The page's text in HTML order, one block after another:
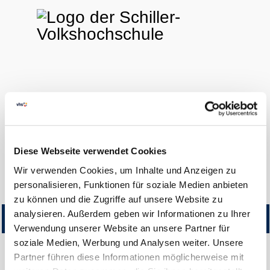
Diese Webseite verwendet Cookies
Wir verwenden Cookies, um Inhalte und Anzeigen zu
personalisieren, Funktionen für soziale Medien anbieten
zu können und die Zugriffe auf unsere Website zu
analysieren. Außerdem geben wir Informationen zu Ihrer
Verwendung unserer Website an unsere Partner für
soziale Medien, Werbung und Analysen weiter. Unsere
Partner führen diese Informationen möglicherweise mit
LOGIN
Hilfe & Kontakt
Startseite Kursangebot
Titel Kursnummer Beginn Teilnehmer Gebühr
Erm.
Gebühr
Status